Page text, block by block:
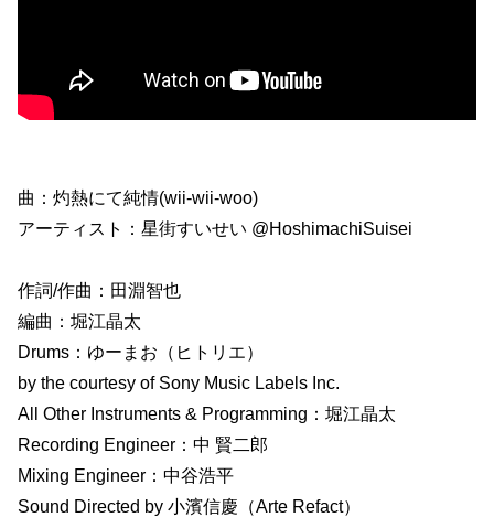
曲：灼熱にて純情(wii-wii-woo)
アーティスト：星街すいせい @HoshimachiSuisei
作詞/作曲：田淵智也
編曲：堀江晶太
Drums：ゆーまお（ヒトリエ）
by the courtesy of Sony Music Labels Inc.
All Other Instruments & Programming：堀江晶太
Recording Engineer：中 賢二郎
Mixing Engineer：中谷浩平
Sound Directed by 小濱信慶（Arte Refact）